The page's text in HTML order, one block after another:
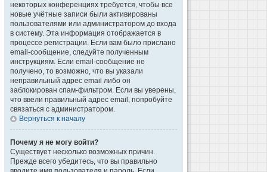
некоторых конференциях требуется, чтобы все
новые учётные записи были активированы
пользователями или администратором до входа
в систему. Эта информация отображается в
процессе регистрации. Если вам было прислано
email-сообщение, следуйте полученным
инструкциям. Если email-сообщение не
получено, то возможно, что вы указали
неправильный адрес email либо он
заблокирован спам-фильтром. Если вы уверены,
что ввели правильный адрес email, попробуйте
связаться с администратором.
Вернуться к началу
Почему я не могу войти?
Существует несколько возможных причин.
Прежде всего убедитесь, что вы правильно